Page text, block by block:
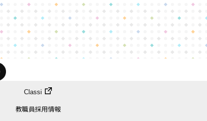
Classi
教職員採用情報